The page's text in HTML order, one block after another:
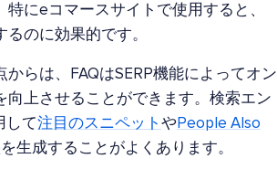
特にeコマースサイトで使用すると、
のに効果的です。
からは、FAQはSERP機能によってオン
向上させることができます。検索エン
して注目のスニペット やPeople Also
を生成することがよくあります。